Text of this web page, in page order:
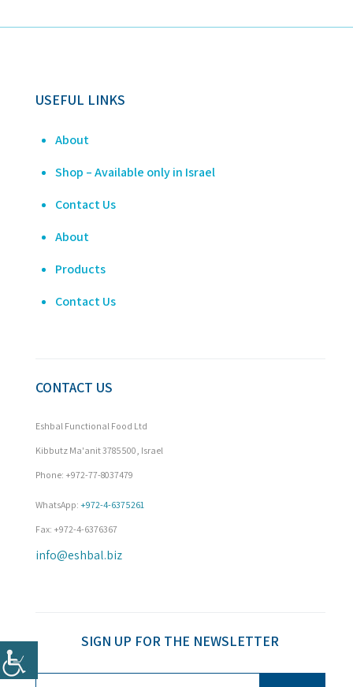
USEFUL LINKS
About
Shop – Available only in Israel
Contact Us
About
Products
Contact Us
CONTACT US
Eshbal Functional Food Ltd
Kibbutz Ma'anit 3785500, Israel
Phone: +972-77-8037479
WhatsApp: +972-4-6375261
Fax: +972-4-6376367
info@eshbal.biz
SIGN UP FOR THE NEWSLETTER